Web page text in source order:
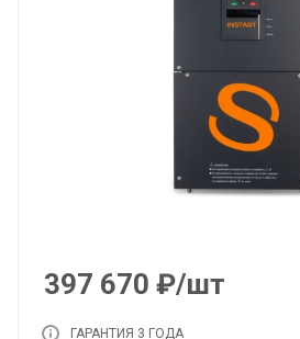
397 670 ₽/шт
ГАРАНТИЯ 3 ГОДА